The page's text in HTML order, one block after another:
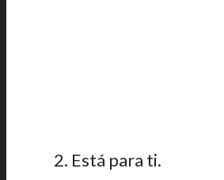
2. Está para ti.